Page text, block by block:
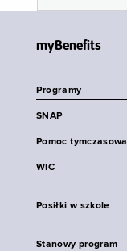
myBenefits
Programy
SNAP
Pomoc tymczasowa
WIC
Posiłki w szkole
Stanowy program